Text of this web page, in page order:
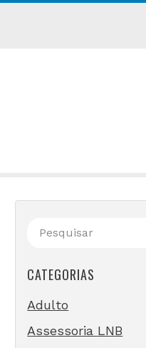
CATEGORIAS
Adulto
Assessoria LNB